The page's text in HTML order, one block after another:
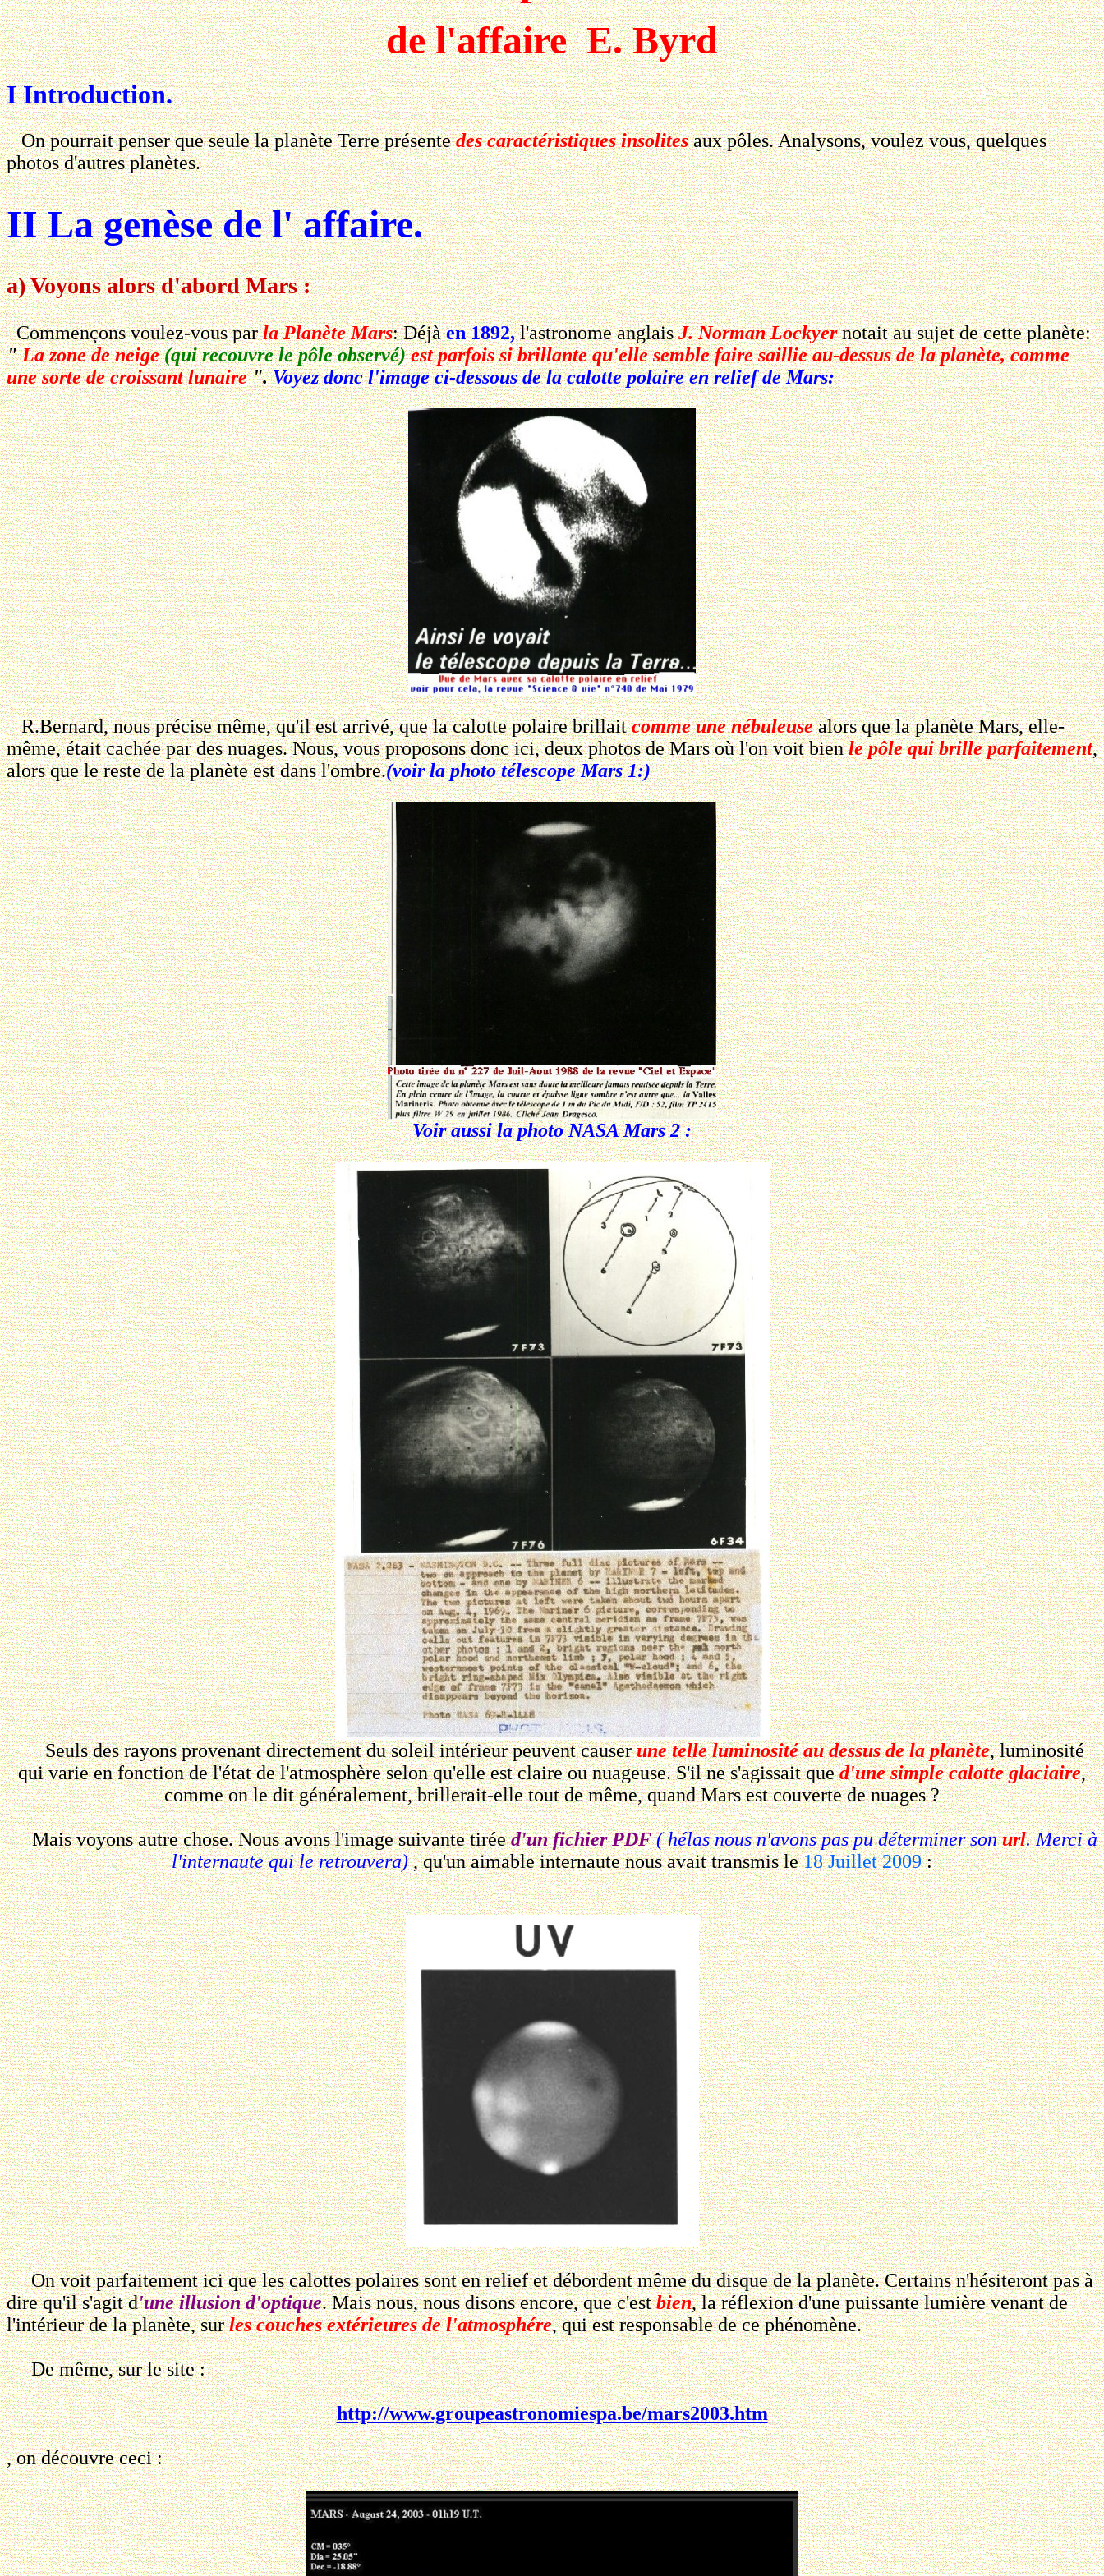
de l'affaire E. Byrd
I Introduction.
On pourrait penser que seule la planète Terre présentedes caractéristiques insolitesaux pôles. Analysons, voulez vous, quelques
photos d'autres planètes.
II La genèse de l' affaire.
a) Voyons alors d'abord Mars :
Commençons voulez-vous parla Planète Mars: Déjàen 1892,l'astronome anglaisJ. Norman Lockyernotait au sujet de cette planète:
"La zone de neige(qui recouvre le pôle observé)est parfois si brillante qu'elle semble faire saillie au-dessus de la planète, comme
une sorte de croissant lunaire".Voyez donc l'image ci-dessous de la calotte polaire en relief de Mars:
R.Bernard, nous précise même, qu'il est arrivé, que la calotte polaire brillaitcomme une nébuleusealors que la planète Mars, elle-
même, était cachée par des nuages. Nous, vous proposons donc ici, deux photos de Mars où l'on voit bienle pôle qui brille parfaitement,
alors que le reste de la planète est dans l'ombre.(voir la photo télescope Mars 1:)
Voir aussi la photo NASA Mars 2 :
Seuls des rayons provenant directement du soleil intérieur peuvent causerune telle luminosité au dessus de la planète, luminosité
qui varie en fonction de l'état de l'atmosphère selon qu'elle est claire ou nuageuse. S'il ne s'agissait qued'une simple calotte glaciaire,
comme on le dit généralement, brillerait-elle tout de même, quand Mars est couverte de nuages ?
Mais voyons autre chose. Nous avons l'image suivante tiréed'un fichier PDF ( hélas nous n'avons pas pu déterminer sonurl. Merci à
l'internaute qui le retrouvera), qu'un aimable internaute nous avait transmis le18 Juillet 2009:
On voit parfaitement ici que les calottes polaires sont en relief et débordent même du disque de la planète. Certains n'hésiteront pas à
dire qu'il s'agit d'une illusion d'optique. Mais nous, nous disons encore, que c'estbien, la réflexion d'une puissante lumière venant de
l'intérieur de la planète, surles couches extérieures de l'atmosphére, qui est responsable de ce phénomène.
De même, sur le site :
http://www.groupeastronomiespa.be/mars2003.htm
, on découvre ceci :